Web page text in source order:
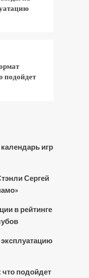
подойдет
игр
Сергей
в рейтинге
подойдет